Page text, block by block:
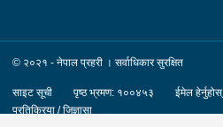
© २०२१ - नेपाल प्रहरी । सर्वाधिकार सुरक्षित
साइट सूची पृष्ठ भ्रमण: १००४५३ ईमेल हेर्नुहोस्
प्रतिक्रिया / जिज्ञासा